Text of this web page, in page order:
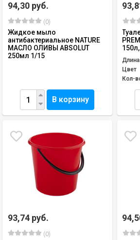
94,30 руб.
(0)
Жидкое мыло
антибактериальное NATURE
МАСЛО ОЛИВЫ ABSOLUT
250мл 1/15
В корзину
Длина
Цвет
Кол-
93,74 руб.
(0)